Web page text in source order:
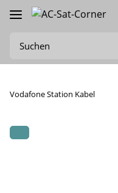
Vodafone Station Kabel